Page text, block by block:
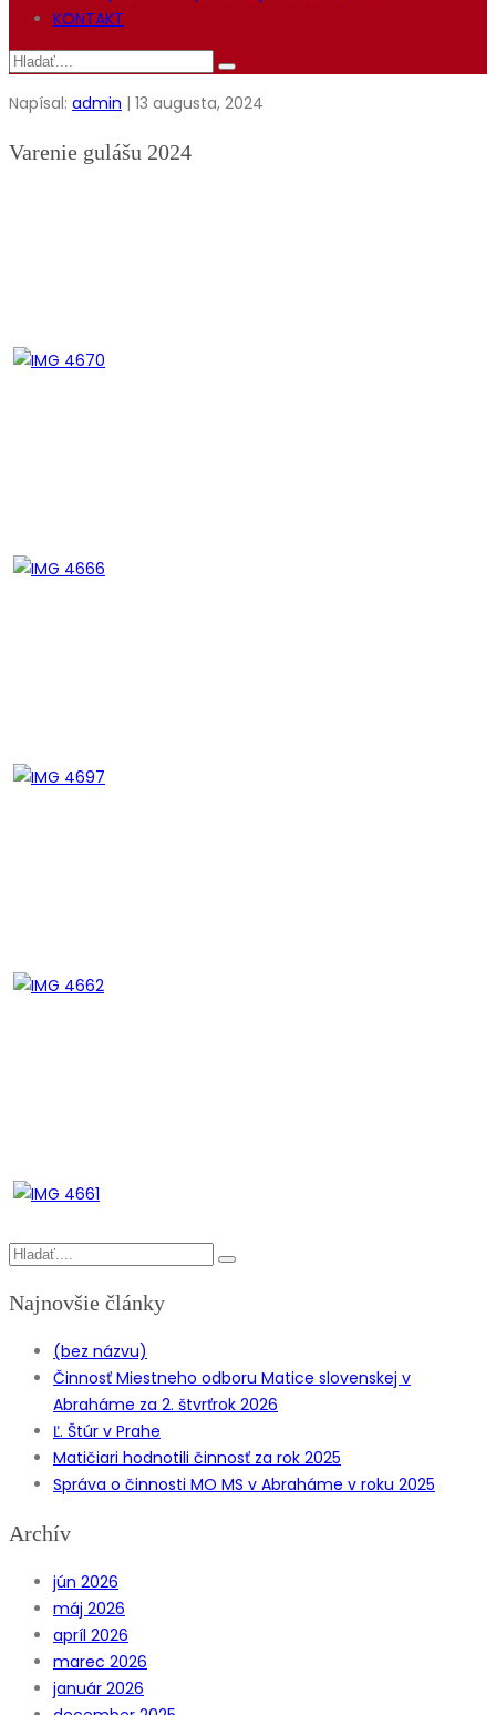
KONTAKT
Napísal: admin | 13 augusta, 2024
Varenie gulášu 2024
Najnovšie články
(bez názvu)
Činnosť Miestneho odboru Matice slovenskej v
Abraháme za 2. štvrťrok 2026
Ľ. Štúr v Prahe
Matičiari hodnotili činnosť za rok 2025
Správa o činnosti MO MS v Abraháme v roku 2025
Archív
jún 2026
máj 2026
apríl 2026
marec 2026
január 2026